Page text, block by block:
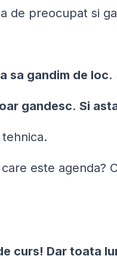
de preocupat si
sa gandim de loc.
gandesc. Si
este agenda?
curs! Dar toata